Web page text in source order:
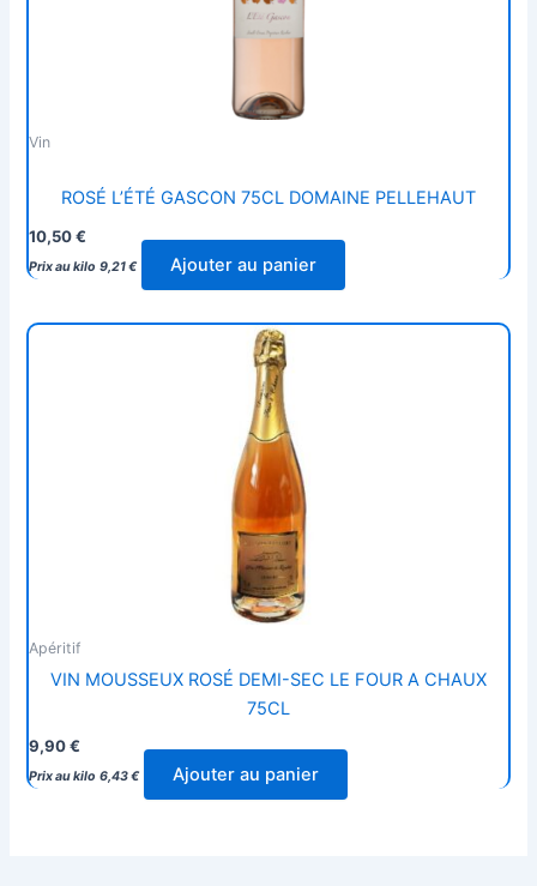
Vin
ROSÉ L’ÉTÉ GASCON 75CL DOMAINE PELLEHAUT
10,50€
Prix au kilo 9,21€ Ajouter au panier
Apéritif
VIN MOUSSEUX ROSÉ DEMI-SEC LE FOUR A CHAUX
75CL
9,90€
Prix au kilo 6,43€ Ajouter au panier